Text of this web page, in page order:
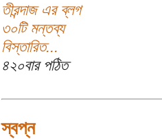
তীরন্দাজ এর ব্লগ
৩০টি মন্তব্য
বিস্তারিত...
৪২০বার পঠিত
স্বপ্ন